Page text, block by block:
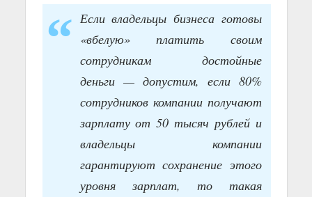
Если владельцы бизнеса готовы
«вбелую» платить своим
сотрудникам достойные
деньги — допустим, если 80%
сотрудников компании получают
зарплату от 50 тысяч рублей и
владельцы компании
гарантируют сохранение этого
уровня зарплат, то такая